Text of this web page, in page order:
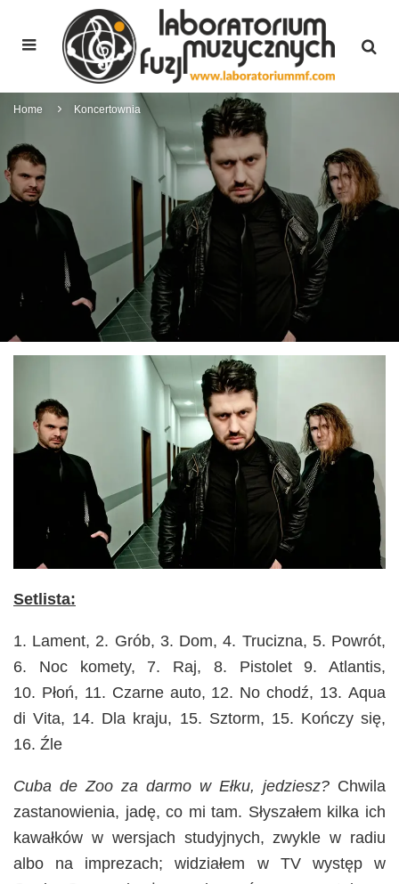
Home Koncertownia
Setlista:
1. Lament, 2. Grób, 3. Dom, 4. Trucizna, 5. Powrót,
6. Noc komety, 7. Raj, 8. Pistolet 9. Atlantis,
10. Płoń, 11. Czarne auto, 12. No chodź, 13. Aqua
di Vita, 14. Dla kraju, 15. Sztorm, 15. Kończy się,
16. Źle
Cuba de Zoo za darmo w Ełku, jedziesz? Chwila
zastanowienia, jadę, co mi tam. Słyszałem kilka ich
kawałków w wersjach studyjnych, zwykle w radiu
albo na imprezach; widziałem w TV występ w